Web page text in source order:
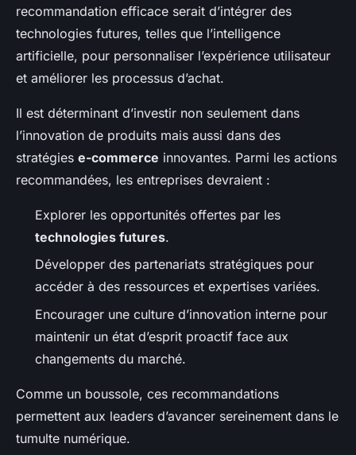
recommandation efficace serait d’intégrer des
technologies futures, telles que l’intelligence
artificielle, pour personnaliser l’expérience utilisateur
et améliorer les processus d’achat.
Il est déterminant d’investir non seulement dans
l’innovation de produits mais aussi dans des
stratégies e-commerce innovantes. Parmi les actions
recommandées, les entreprises devraient :
Explorer les opportunités offertes par les
technologies futures.
Développer des partenariats stratégiques pour
accéder à des ressources et expertises variées.
Encourager une culture d’innovation interne pour
maintenir un état d’esprit proactif face aux
changements du marché.
Comme un boussole, ces recommandations
permettent aux leaders d’avancer sereinement dans le
tumulte numérique.